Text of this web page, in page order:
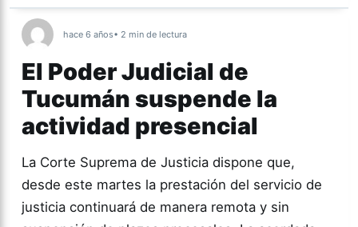
hace 6 años• 2 min de lectura
El Poder Judicial de
Tucumán suspende la
actividad presencial
La Corte Suprema de Justicia dispone que,
desde este martes la prestación del servicio de
justicia continuará de manera remota y sin